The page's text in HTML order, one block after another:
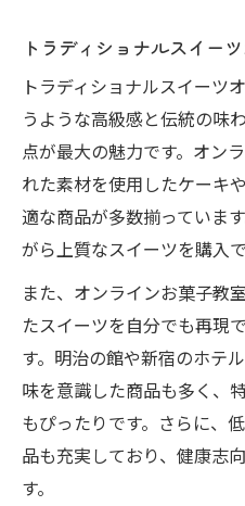
オンラインお菓子
ツの選び方
高級感あふれる
の魅力
オンラインショ
ツのコツ
オンラインお菓
イデア
忙しい毎日でも本格
オンラインお菓
方法
トラディショナ
用した時短術
トラディショナルスイー
トラディショナルスイーツ
うような高級感と伝統の味
点が最大の魅力です。オン
れた素材を使用したケーキ
適な商品が多数揃っていま
がら上質なスイーツを購入
また、オンラインお菓子教
たスイーツを自分でも再現
す。明治の館や新宿のホテ
味を意識した商品も多く、
もぴったりです。さらに、
品も充実しており、健康志
す。